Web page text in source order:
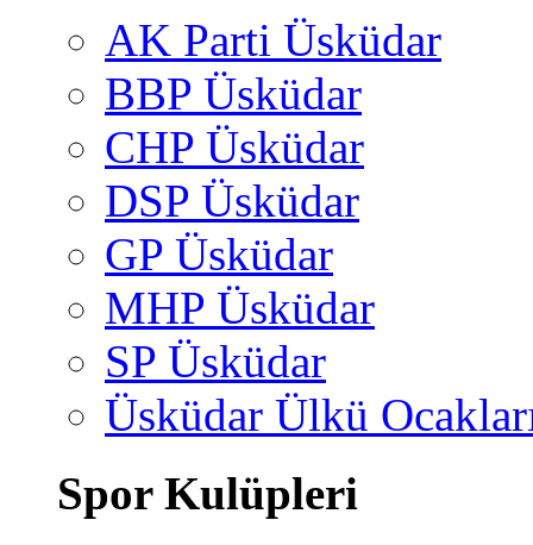
AK Parti Üsküdar
BBP Üsküdar
CHP Üsküdar
DSP Üsküdar
GP Üsküdar
MHP Üsküdar
SP Üsküdar
Üsküdar Ülkü
Spor Kulüpleri